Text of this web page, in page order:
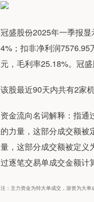
冠盛股份2025年一季报
4%；扣非净利润7576.95
元，毛利率25.18%。冠
该股最近90天内共有2家
资金流向名词解释：指通
的力量，这部分成交额被
量，这部分成交额被定义
过逐笔交易单成交金额计
注：主力资金为特大单成交，游资为大单